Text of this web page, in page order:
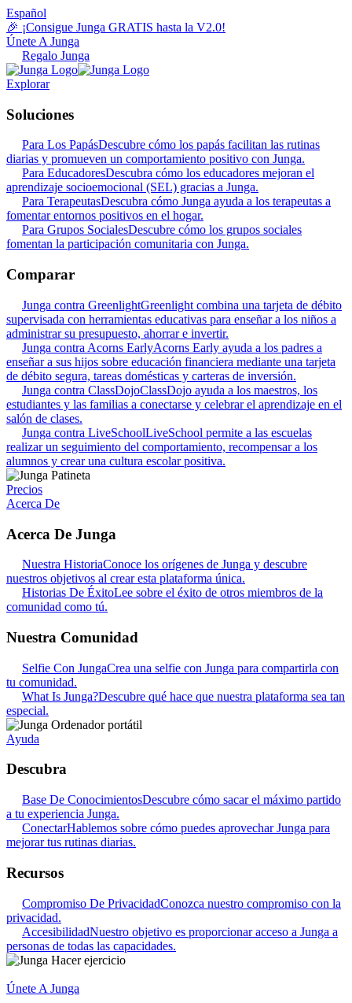
Español
🎉 ¡Consigue Junga GRATIS hasta la V2.0!
Únete A Junga
Regalo Junga
Explorar
Soluciones
Para Los PapásDescubre cómo los papás facilitan las rutinas
diarias y promueven un comportamiento positivo con Junga.
Para EducadoresDescubra cómo los educadores mejoran el
aprendizaje socioemocional (SEL) gracias a Junga.
Para TerapeutasDescubra cómo Junga ayuda a los terapeutas a
fomentar entornos positivos en el hogar.
Para Grupos SocialesDescubre cómo los grupos sociales
fomentan la participación comunitaria con Junga.
Comparar
Junga contra GreenlightGreenlight combina una tarjeta de débito
supervisada con herramientas educativas para enseñar a los niños a
administrar su presupuesto, ahorrar e invertir.
Junga contra Acorns EarlyAcorns Early ayuda a los padres a
enseñar a sus hijos sobre educación financiera mediante una tarjeta
de débito segura, tareas domésticas y carteras de inversión.
Junga contra ClassDojoClassDojo ayuda a los maestros, los
estudiantes y las familias a conectarse y celebrar el aprendizaje en el
salón de clases.
Junga contra LiveSchoolLiveSchool permite a las escuelas
realizar un seguimiento del comportamiento, recompensar a los
alumnos y crear una cultura escolar positiva.
Precios
Acerca De
Acerca De Junga
Nuestra HistoriaConoce los orígenes de Junga y descubre
nuestros objetivos al crear esta plataforma única.
Historias De ÉxitoLee sobre el éxito de otros miembros de la
comunidad como tú.
Nuestra Comunidad
Selfie Con JungaCrea una selfie con Junga para compartirla con
tu comunidad.
What Is Junga?Descubre qué hace que nuestra plataforma sea tan
especial.
Ayuda
Descubra
Base De ConocimientosDescubre cómo sacar el máximo partido
a tu experiencia Junga.
ConectarHablemos sobre cómo puedes aprovechar Junga para
mejorar tus rutinas diarias.
Recursos
Compromiso De PrivacidadConozca nuestro compromiso con la
privacidad.
AccesibilidadNuestro objetivo es proporcionar acceso a Junga a
personas de todas las capacidades.
Únete A Junga